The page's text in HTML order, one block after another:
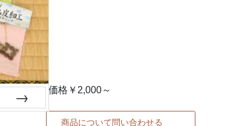
価格￥2,000～
商品について問い合わせる